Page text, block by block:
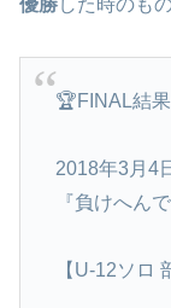
優勝した時のも
🏆FINAL結
2018年3月4
『負けへん
【U-12ソロ